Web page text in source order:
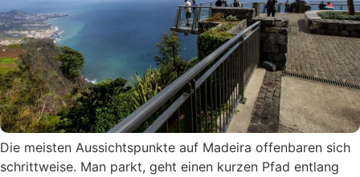
Die meisten Aussichtspunkte auf Madeira offenbaren sich
schrittweise. Man parkt, geht einen kurzen Pfad entlang